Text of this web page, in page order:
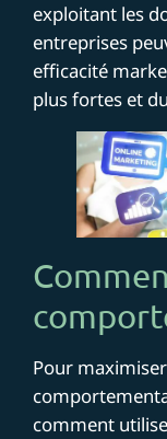
exploitant les
entreprises
efficacité
plus fortes et
Pour maximiser
comment